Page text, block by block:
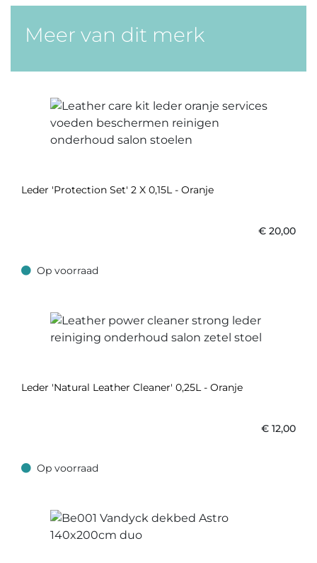
Meer van dit merk
Leder 'Protection Set' 2 X 0,15L - Oranje
€ 20,00
Op voorraad
Op voorraad
Leder 'Natural Leather Cleaner' 0,25L - Oranje
€ 12,00
Op voorraad
Op voorraad